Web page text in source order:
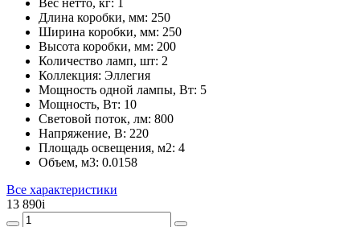
Длина коробки, мм: 250
Ширина коробки, мм: 250
Высота коробки, мм: 200
Количество ламп, шт: 2
Коллекция: Эллегия
Мощность одной лампы, Вт: 5
Мощность, Вт: 10
Световой поток, лм: 800
Напряжение, В: 220
Площадь освещения, м2: 4
Объем, м3: 0.0158
Все характеристики
13 890i